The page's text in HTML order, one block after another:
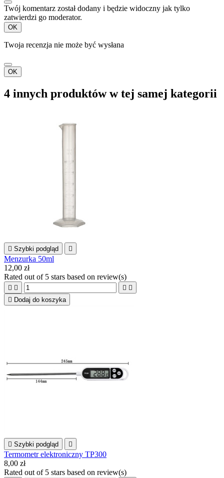
Twój komentarz został dodany i będzie widoczny jak tylko
zatwierdzi go moderator.
OK
Twoja recenzja nie może być wysłana
OK
4 innych produktów w tej samej kategorii
 Szybki podgląd 
Menzurka 50ml
12,00 zł
Rated out of 5 stars based on review(s)
   
 Dodaj do koszyka
 Szybki podgląd 
Termometr elektroniczny TP300
8,00 zł
Rated out of 5 stars based on review(s)